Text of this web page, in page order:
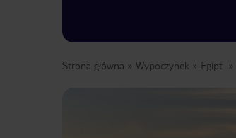
Strona główna Wypoczynek Egipt